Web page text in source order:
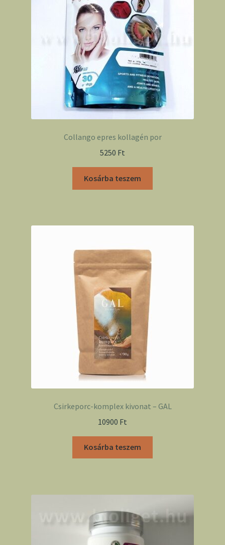
Collango epres kollagén por
5250 Ft
Kosárba teszem
Csirkeporc-komplex kivonat – GAL
10900 Ft
Kosárba teszem